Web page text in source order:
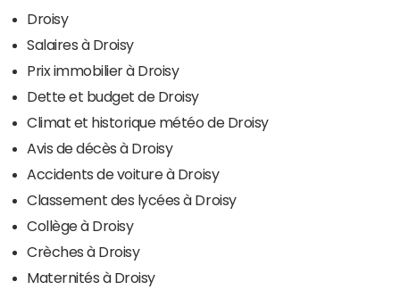
Droisy
Salaires à Droisy
Prix immobilier à Droisy
Dette et budget de Droisy
Climat et historique météo de Droisy
Avis de décès à Droisy
Accidents de voiture à Droisy
Classement des lycées à Droisy
Collège à Droisy
Crèches à Droisy
Maternités à Droisy